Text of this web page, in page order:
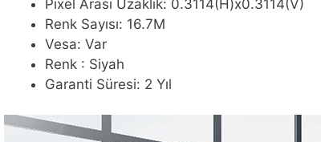
Pixel Arası Uzaklık: 0.3114(H)x0.3114(V)
Renk Sayısı: 16.7M
Vesa: Var
Renk : Siyah
Garanti Süresi: 2 Yıl